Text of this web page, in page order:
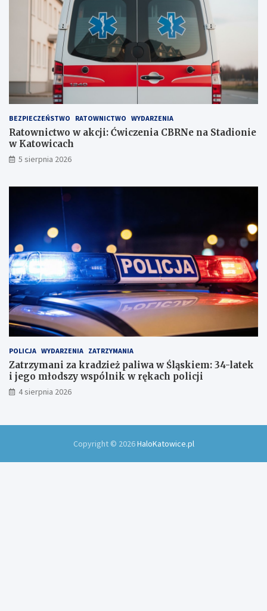
BEZPIECZEŃSTWO RATOWNICTWO WYDARZENIA
Ratownictwo w akcji: Ćwiczenia CBRNe na Stadionie
w Katowicach
5 sierpnia 2026
POLICJA WYDARZENIA ZATRZYMANIA
Zatrzymani za kradzież paliwa w Śląskiem: 34-latek
i jego młodszy wspólnik w rękach policji
4 sierpnia 2026
Copyright © 2026HaloKatowice.pl